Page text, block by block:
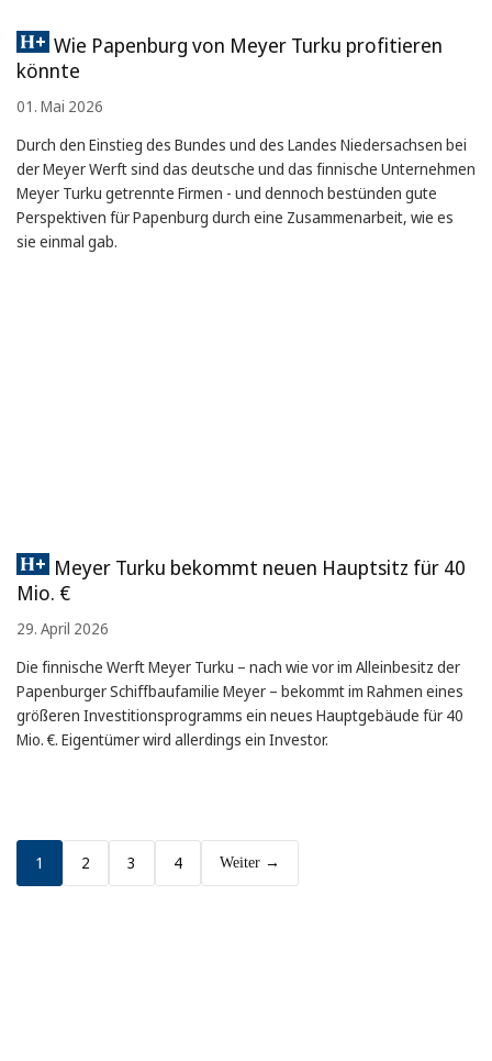
Wie Papenburg von Meyer Turku profitieren
könnte
01. Mai 2026
Durch den Einstieg des Bundes und des Landes Niedersachsen bei
der Meyer Werft sind das deutsche und das finnische Unternehmen
Meyer Turku getrennte Firmen - und dennoch bestünden gute
Perspektiven für Papenburg durch eine Zusammenarbeit, wie es
sie einmal gab.
Meyer Turku bekommt neuen Hauptsitz für 40
Mio. €
29. April 2026
Die finnische Werft Meyer Turku – nach wie vor im Alleinbesitz der
Papenburger Schiffbaufamilie Meyer – bekommt im Rahmen eines
größeren Investitionsprogramms ein neues Hauptgebäude für 40
Mio. €. Eigentümer wird allerdings ein Investor.
1 2 3 4 Weiter →